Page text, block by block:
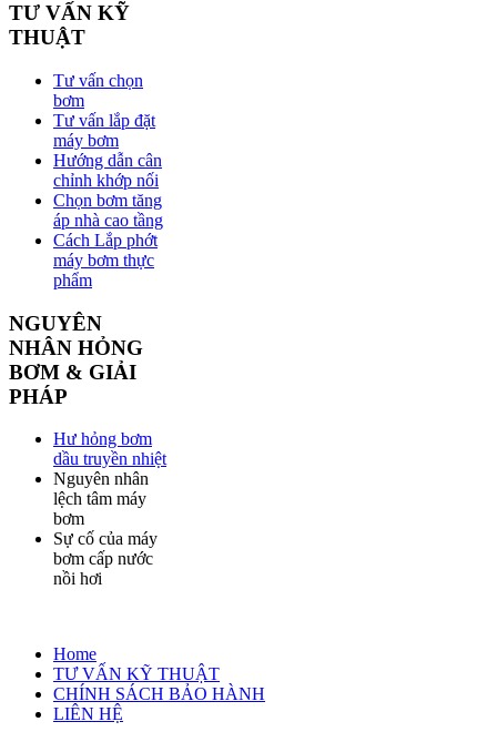
TƯ VẤN KỸ
THUẬT
Tư vấn chọn
bơm
Tư vấn lắp đặt
máy bơm
Hướng dẫn cân
chỉnh khớp nối
Chọn bơm tăng
áp nhà cao tầng
Cách Lắp phớt
máy bơm thực
phẩm
NGUYÊN
NHÂN HỎNG
BƠM & GIẢI
PHÁP
Hư hỏng bơm
dầu truyền nhiệt
Nguyên nhân
lệch tâm máy
bơm
Sự cố của máy
bơm cấp nước
nồi hơi
Home
TƯ VẤN KỸ THUẬT
CHÍNH SÁCH BẢO HÀNH
LIÊN HỆ